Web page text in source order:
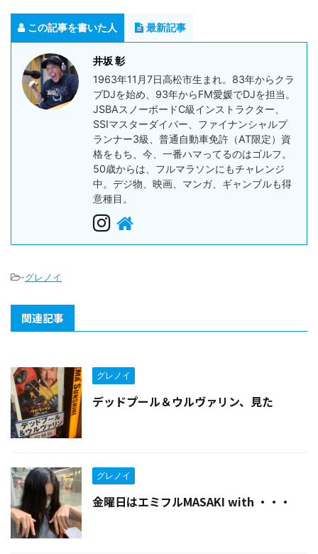
この記事を書いた人 最新記事
井坂 彰
1963年11月7日高松市生まれ。83年からクラ
ブDJを始め、93年からFM愛媛でDJを担当。
JSBAスノーボードC級インストラクター、
SSIマスターダイバー、ファイナンシャルプ
ランナー3級、普通自動車免許（AT限定）資
格をもち、今、一番ハマってるのはゴルフ。
50歳からは、フルマラソンにもチャレンジ
中。デジ物、映画、マンガ、ギャンブルも得
意種目。
-グレノイ
関連記事
グレノイ
デッドプール＆ウルヴァリン、見た
グレノイ
金曜日はエミフルMASAKI with ・・・